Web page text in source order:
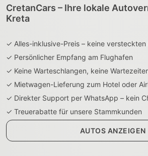
CretanCars – Ihre lokale
Kreta
✓ Alles-inklusive-Preis – keine versteckten
✓ Persönlicher Empfang am Flughafen
✓ Keine Warteschlangen, keine
✓ Mietwagen-Lieferung zum Hotel oder
✓ Direkter Support per WhatsApp – kein
✓ Treuerabatte für unsere Stammkunden
AUTOS ANZEIGEN